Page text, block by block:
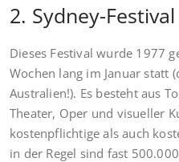
2. Sydney-Festival
Dieses Festival wurde 1977
Wochen lang im Januar statt
Australien!). Es besteht aus
Theater, Oper und visueller
kostenpflichtige als auch
in der Regel sind fast